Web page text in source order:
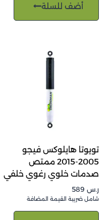
أضف للسلة
تويوتا هايلوكس فيجو
2005-2015 ممتص
صدمات خلوي رغوي خلفي
ر.س
شامل ضريبة القيمة المضافة